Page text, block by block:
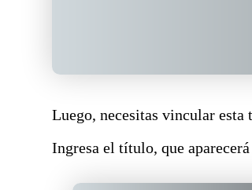
Luego, necesitas vincular esta
Ingresa el título, que